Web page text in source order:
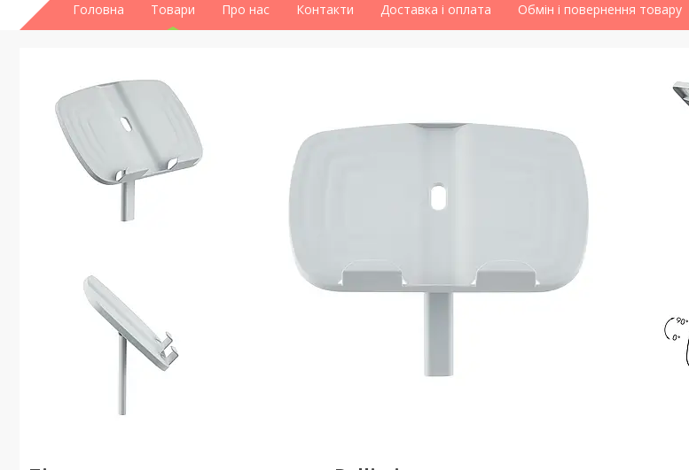
Головна Товари Про нас Контакти Доставка і оплата Обмін і повернення товару